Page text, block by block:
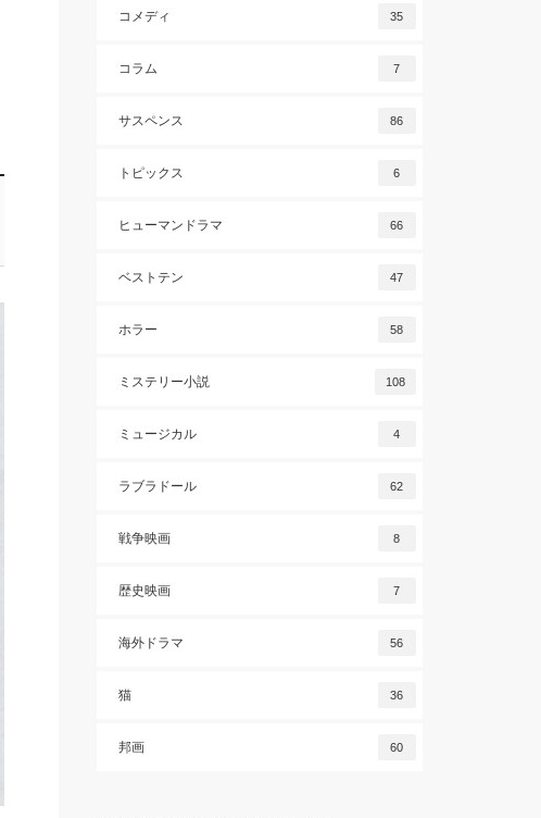
コメディ 35
コラム 7
サスペンス 86
トピックス 6
ヒューマンドラマ 66
ベストテン 47
ホラー 58
ミステリー小説 108
ミュージカル 4
ラブラドール 62
戦争映画 8
歴史映画 7
海外ドラマ 56
猫 36
邦画 60